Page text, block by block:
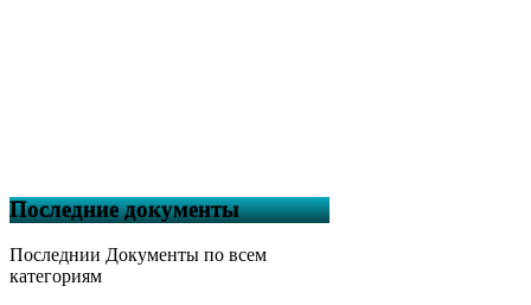
Последние документы
Последнии Документы по всем
категориям